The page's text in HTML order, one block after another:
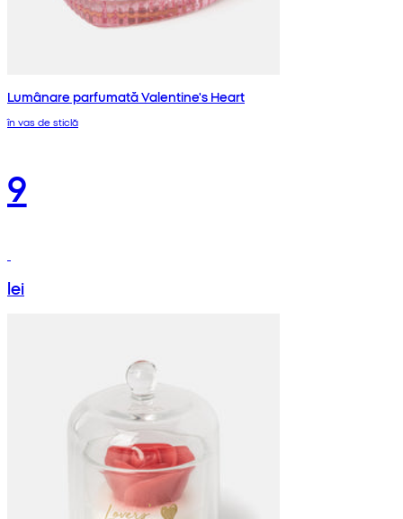
Lumânare parfumată Valentine's Heart
în vas de sticlă
9
lei